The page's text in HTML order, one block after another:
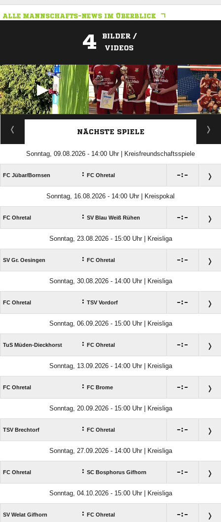
ALLE MANNSCHAFTS-NEWS IM ÜBERBLICK
4
BILDER /
VIDEOS
ANZEIGE
NÄCHSTE SPIELE
Sonntag, 09.08.2026 - 14:00 Uhr | Kreisfreundschaftsspiele
FC Jübar/​Bornsen : FC Ohretal :
Sonntag, 16.08.2026 - 14:00 Uhr | Kreispokal
FC Ohretal : SV Blau Weiß Rühen :
Sonntag, 23.08.2026 - 15:00 Uhr | Kreisliga
SV Gr. Oesingen : FC Ohretal :
Sonntag, 30.08.2026 - 14:00 Uhr | Kreisliga
FC Ohretal : TSV Vordorf :
Sonntag, 06.09.2026 - 15:00 Uhr | Kreisliga
TuS Müden-Dieckhorst : FC Ohretal :
Sonntag, 13.09.2026 - 14:00 Uhr | Kreisliga
FC Ohretal : FC Brome :
Sonntag, 20.09.2026 - 15:00 Uhr | Kreisliga
TSV Brechtorf : FC Ohretal :
Sonntag, 27.09.2026 - 14:00 Uhr | Kreisliga
FC Ohretal : SC Bosphorus Gifhorn :
Sonntag, 04.10.2026 - 15:00 Uhr | Kreisliga
SV Welat Gifhorn : FC Ohretal :